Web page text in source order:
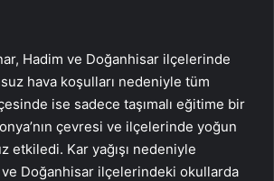
Hadim ve Doğanhisar ilçelerinde
hava koşulları nedeniyle tüm
ise sadece taşımalı eğitime bir
çevresi ve ilçelerinde yoğun
etkiledi. Kar yağışı nedeniyle
ve Doğanhisar ilçelerindeki okullarda